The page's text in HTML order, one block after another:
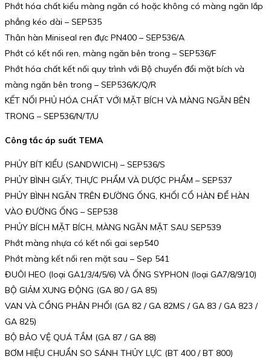
Phớt hóa chất kiểu màng ngăn có hoặc không có màng ngăn lắp
phẳng kéo dài – SEP535
Thân hàn Miniseal ren đực PN400 – SEP536/A
Phớt có kết nối ren, màng ngăn bên trong – SEP536/F
Phớt hóa chất kết nối quy trình với Bộ chuyển đổi mặt bích và
màng ngăn bên trong – SEP536/K/Q/R
KẾT NỐI PHỦ HÓA CHẤT VỚI MẶT BÍCH VÀ MÀNG NGĂN BÊN
TRONG – SEP536/N/T/U
Công tắc áp suất TEMA
PHỦY BÍT KIỂU (SANDWICH) – SEP536/S
PHỦY BÌNH GIẤY, THỰC PHẨM VÀ DƯỢC PHẨM – SEP537
PHỦY BÌNH NGĂN TRÊN ĐƯỜNG ỐNG, KHỐI CỔ HÀN ĐỂ HÀN
VÀO ĐƯỜNG ỐNG – SEP538
PHỦY BÍCH MẶT BÍCH, MÀNG NGĂN MẶT SAU SEP539
Phớt màng nhựa có kết nối gai sep540
Phớt màng kết nối ren mặt sau – Sep 541
ĐUÔI HEO (loại GA1/3/4/5/6) VÀ ỐNG SYPHON (loại GA7/8/9/10)
BỘ GIẢM XUNG ĐỘNG (GA 80 / GA 85)
VAN VÀ CỔNG PHÂN PHỐI (GA 82 / GA 82MS / GA 83 / GA 823 /
GA 825)
BỘ BẢO VỆ QUÁ TẦM (GA 87 / GA 88)
BƠM HIỆU CHUẨN SO SÁNH THỦY LỰC (BT 400 / BT 800)